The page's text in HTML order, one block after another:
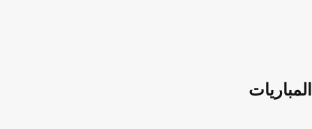
المباريات